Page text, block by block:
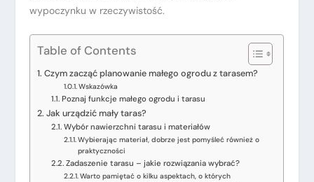
wypoczynku w rzeczywistość.
Table of Contents
Czym zacząć planowanie małego ogrodu z tarasem?
Wskazówka
Poznaj funkcje małego ogrodu i tarasu
Jak urządzić mały taras?
Wybór nawierzchni tarasu i materiałów
Wybierając materiał, dobrze jest pomyśleć również o
praktyczności
Zadaszenie tarasu – jakie rozwiązania wybrać?
Warto pamiętać o kilku aspektach, o których